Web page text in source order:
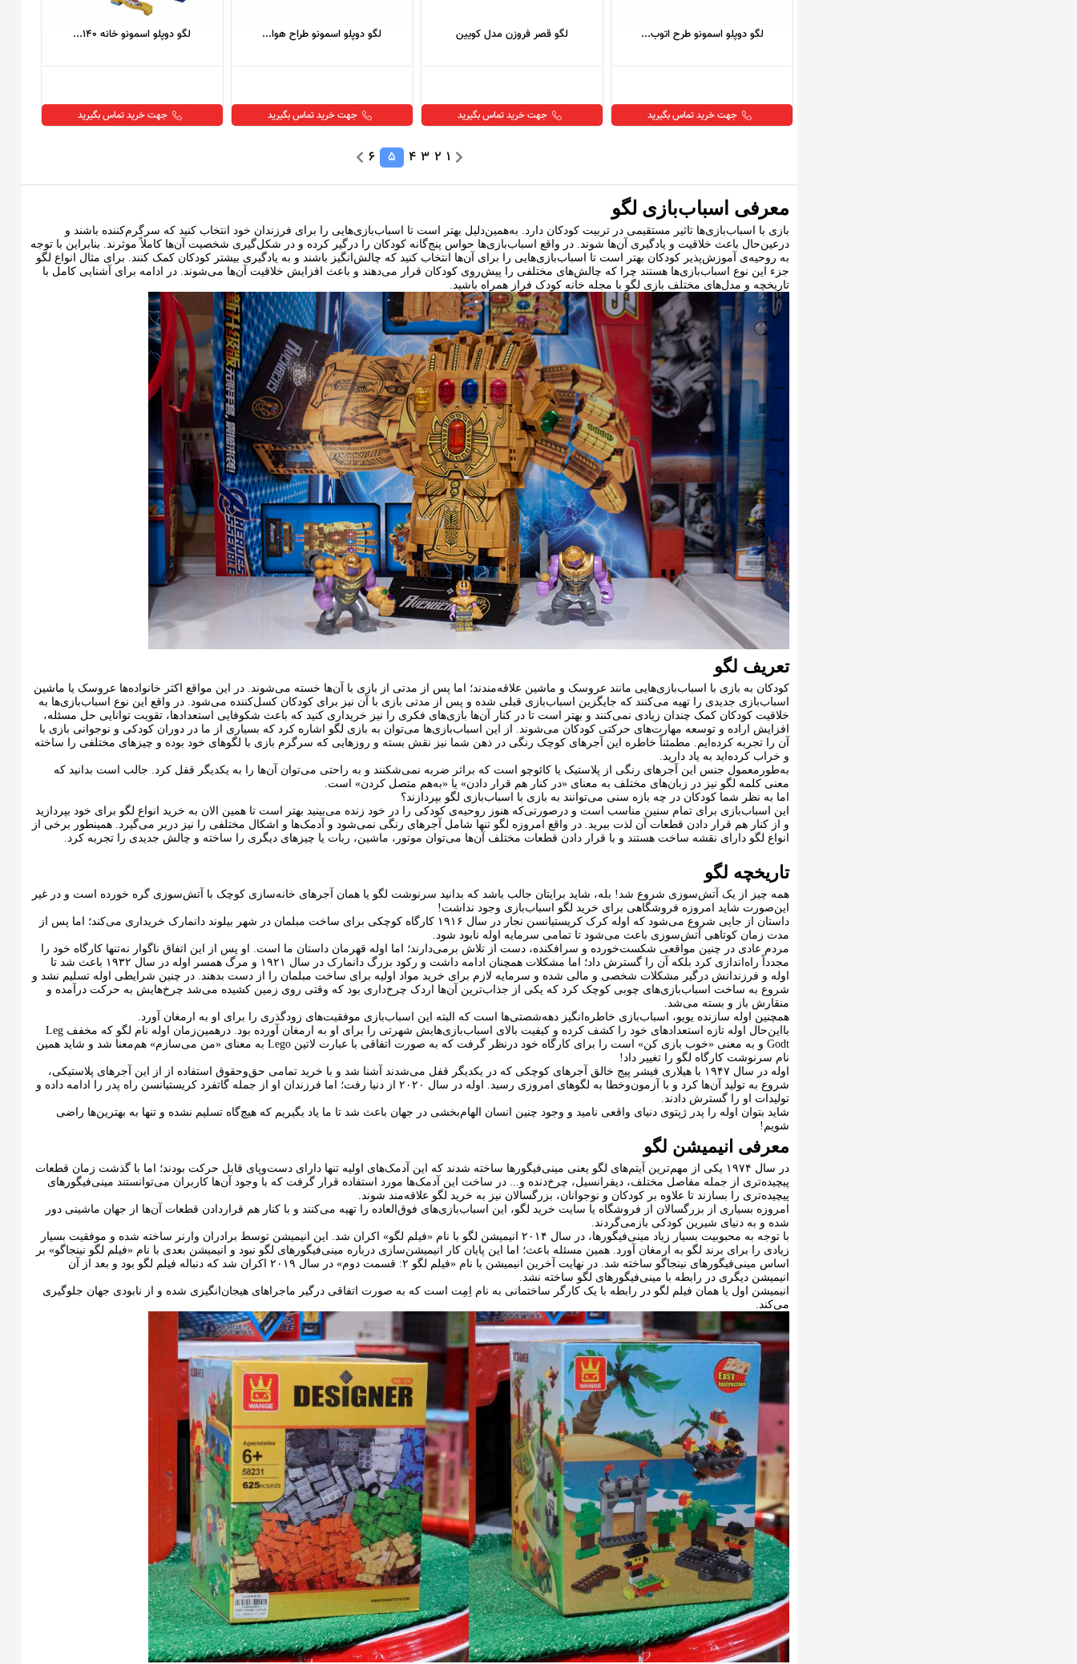
لگو دوپلو اسمونو طرح اتوب...
جهت خرید تماس بگیرید
لگو قصر فروزن مدل کویین
جهت خرید تماس بگیرید
لگو دوپلو اسمونو طراح هوا...
جهت خرید تماس بگیرید
لگو دوپلو اسمونو خانه 140...
جهت خرید تماس بگیرید
1
2
3
4
5
6
معرفی اسباب‌بازی لگو
بازی با اسباب‌بازی‌ها تاثیر مستقیمی در تربیت کودکان دارد. به‌همین‌دلیل بهتر است تا اسباب‌بازی‌هایی را برای فرزندان خود انتخاب کنید که سرگرم‌کننده باشند و
درعین‌حال باعث خلاقیت و یادگیری آن‌ها شوند. در واقع اسباب‌بازی‌ها حواس پنج‌گانه کودکان را درگیر کرده و در شکل‌گیری شخصیت آن‌ها کاملاً موثرند. بنابراین با توجه
به روحیه‌ی آموزش‌پذیر کودکان بهتر است تا اسباب‌بازی‌هایی را برای آن‌ها انتخاب کنید که چالش‌انگیز باشند و به یادگیری بیشتر کودکان کمک کنند. برای مثال انواع لگو
جزء این نوع اسباب‌بازی‌ها هستند چرا که چالش‌های مختلفی را پیش‌روی کودکان قرار می‌دهند و باعث افزایش خلاقیت آن‌ها می‌شوند. در ادامه برای آشنایی کامل با
تاریخچه و مدل‌های مختلف بازی لگو با مجله خانه کودک فراز همراه باشید.
تعریف لگو
کودکان به بازی با اسباب‌بازی‌هایی مانند عروسک و ماشین علاقه‌مندند؛ اما پس از مدتی از بازی با آن‌ها خسته می‌شوند. در این مواقع اکثر خانواده‌ها عروسک یا ماشین‌
اسباب‌بازی جدیدی را تهیه می‌کنند که جایگزین اسباب‌بازی قبلی شده و پس از مدتی بازی با آن نیز برای کودکان کسل‌کننده می‌شود. در واقع این نوع اسباب‌بازی‌ها به
خلاقیت کودکان کمک چندان زیادی نمی‌کنند و بهتر است تا در کنار آن‌ها ‌ بازی‌های فکری را نیز خریداری کنید که باعث شکوفایی استعدادها، تقویت توانایی حل مسئله،
افزایش اراده و توسعه مهارت‌های حرکتی کودکان می‌شوند. از این اسباب‌بازی‌ها می‌توان به بازی لگو اشاره کرد که بسیاری از ما در دوران کودکی و نوجوانی بازی با
آن را تجربه کرده‌ایم. مطمئناً خاطره این آجرهای کوچک رنگی در ذهن شما نیز نقش بسته و روزهایی که سرگرم بازی با لگوهای خود بوده و چیزهای مختلفی را ساخته
و خراب کرده‌اید به یاد دارید.
به‌طورمعمول جنس این آجرهای رنگی از پلاستیک یا کائوچو است که براثر ضربه نمی‌شکنند و به راحتی می‌توان آن‌ها را به یکدیگر قفل کرد. جالب است بدانید که
معنی کلمه لگو نیز در زبان‌های مختلف به معنای «در کنار هم قرار دادن» یا «به‌هم متصل کردن» است.
اما به نظر شما کودکان در چه بازه سنی می‌توانند به بازی با اسباب‌بازی لگو بپردازند؟
این اسباب‌بازی برای تمام سنین مناسب است و درصورتی‌که هنوز روحیه‌ی کودکی را در خود زنده می‌بینید بهتر است تا همین الان به‌ خرید انواع لگو برای خود بپردازید
و از کنار هم قرار دادن قطعات آن لذت ببرید. در واقع امروزه لگو تنها شامل آجرهای رنگی نمی‌شود و آدمک‌ها و اشکال مختلفی را نیز دربر می‌گیرد. همینطور برخی از
انواع لگو دارای نقشه ساخت هستند و با قرار دادن قطعات مختلف آن‌ها می‌توان موتور، ماشین، ربات یا چیزهای دیگری را ساخته و چالش جدیدی را تجربه کرد.
تاریخچه لگو
همه چیز از یک آتش‌سوزی شروع شد! بله، شاید برایتان جالب باشد که بدانید سرنوشت لگو یا همان آجرهای خانه‌سازی کوچک با آتش‌سوزی گره خورده است و در غیر
این‌صورت شاید امروزه فروشگاهی برای خرید لگو اسباب‌بازی وجود نداشت!
داستان از جایی شروع می‌شود که اوله کرک کریستیانسن نجار در سال ۱۹۱۶ کارگاه کوچکی برای ساخت مبلمان در شهر بیلوند دانمارک خریداری می‌کند؛ اما پس از
مدت زمان کوتاهی آتش‌سوزی باعث می‌شود تا تمامی سرمایه اوله نابود شود.
مردم عادی در چنین مواقعی شکست‌خورده و سرافکنده، دست از تلاش برمی‌دارند؛ اما اوله قهرمان داستان ما است. او پس از این اتفاق ناگوار نه‌تنها کارگاه خود را
مجدداً راه‌اندازی کرد بلکه آن را گسترش داد؛ اما مشکلات همچنان ادامه داشت و رکود بزرگ دانمارک در سال ۱۹۲۱ و مرگ همسر اوله در سال ۱۹۳۲ باعث شد تا
اوله و فرزندانش درگیر مشکلات شخصی و مالی شده و سرمایه لازم برای خرید مواد اولیه برای ساخت مبلمان را از دست بدهند. در چنین شرایطی اوله تسلیم نشد و
شروع به ساخت اسباب‌بازی‌های چوبی کوچک کرد که یکی از جذاب‌ترین آن‌ها اردک چرخ‌داری بود که وقتی روی زمین کشیده می‌شد چرخ‌هایش به حرکت درآمده و
منقارش باز و بسته می‌شد.
همچنین اوله سازنده یویو، اسباب‌بازی خاطره‌انگیز دهه‌شصتی‌ها است که البته این اسباب‌بازی موفقیت‌های زودگذری را برای او به‌ ارمغان آورد.
بااین‌حال اوله تازه استعدادهای خود را کشف کرده و کیفیت بالای اسباب‌بازی‌هایش شهرتی را برای او به ارمغان آورده بود. درهمین‌زمان اوله نام لگو که مخفف Leg
Godt و به معنی «خوب بازی کن» است را برای کارگاه خود درنظر گرفت که به صورت اتفاقی با عبارت لاتین Lego به معنای «من می‌سازم» هم‌معنا شد و شاید همین
نام سرنوشت کارگاه لگو را تغییر داد!
اوله در سال ۱۹۴۷ با هیلاری فیشر پیج خالق آجرهای کوچکی که در یکدیگر قفل می‌شدند آشنا شد و با خرید تمامی حق‌وحقوق استفاده از از این آجرهای پلاستیکی،
شروع به تولید آن‌ها کرد و با آزمون‌وخطا به لگوهای امروزی رسید. اوله در سال ۲۰۲۰ از دنیا رفت؛ اما فرزندان او از جمله گاتفرد کریستیانسن راه پدر را ادامه داده و
تولیدات او را گسترش دادند.
شاید بتوان اوله را پدر ژپتوی دنیای واقعی نامید و وجود چنین انسان الهام‌بخشی در جهان باعث شد تا ما یاد بگیریم که هیچ‌گاه تسلیم نشده و تنها به بهترین‌ها راضی
شویم!
معرفی انیمیشن لگو
در سال ۱۹۷۴ یکی از مهم‌ترین آیتم‌های لگو یعنی مینی‌فیگورها ساخته شدند که این آدمک‌های اولیه تنها دارای دست‌وپای قابل حرکت بودند؛ اما با گذشت زمان قطعات
پیچیده‌تری از جمله مفاصل مختلف، دیفرانسیل، چرخ‌دنده و... در ساخت این آدمک‌ها مورد استفاده قرار گرفت که با وجود آن‌ها کاربران می‌توانستند مینی‌فیگورهای
پیچیده‌تری را بسازند تا علاوه بر کودکان و نوجوانان، بزرگسالان نیز به خرید لگو علاقه‌مند شوند.
امروزه بسیاری از بزرگسالان از فروشگاه یا سایت خرید لگو، این اسباب‌بازی‌های فوق‌العاده را تهیه می‌کنند و با کنار هم قراردادن قطعات آن‌ها از جهان ماشینی دور
شده و به دنیای شیرین کودکی بازمی‌گردند.
با توجه به محبوبیت بسیار زیاد مینی‌فیگورها، در سال ۲۰۱۴ انیمیشن لگو با نام «فیلم لگو» اکران شد. این انیمیشن توسط برادران وارنر ساخته‌ شده و موفقیت بسیار
زیادی را برای برند لگو به ارمغان آورد. همین مسئله باعث؛ اما این پایان کار انیمیشن‌سازی درباره مینی‌فیگورهای لگو نبود و انیمیشن بعدی با نام «فیلم لگو نینجاگو» بر
اساس مینی‌فیگورهای نینجاگو ساخته شد. در نهایت آخرین انیمیشن با نام «فیلم لگو ۲: قسمت دوم» در سال ۲۰۱۹ اکران شد که دنباله فیلم لگو بود و بعد از آن
انیمیشن دیگری در رابطه با مینی‌فیگورهای لگو ساخته نشد.
انیمیشن اول یا همان فیلم لگو در رابطه با یک کارگر ساختمانی به نام اِمِت است که به صورت اتفاقی درگیر ماجراهای هیجان‌انگیزی شده و از نابودی جهان جلوگیری
می‌کند.